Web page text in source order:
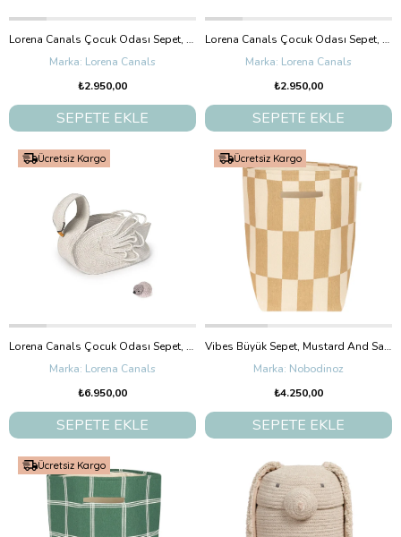
Lorena Canals Çocuk Odası Sepet, Kapitone Rose
Lorena Canals
₺2.950,00
SEPETE EKLE
Lorena Canals Çocuk Odası Sepet, Kapitone Matcha
Lorena Canals
₺2.950,00
SEPETE EKLE
Lorena Canals Çocuk Odası Sepet, Swan
Lorena Canals
₺6.950,00
SEPETE EKLE
Ücretsiz Kargo
Vibes Büyük Sepet, Mustard And Sand Tiles
Nobodinoz
₺4.250,00
SEPETE EKLE
Ücretsiz Kargo
Ücretsiz Kargo